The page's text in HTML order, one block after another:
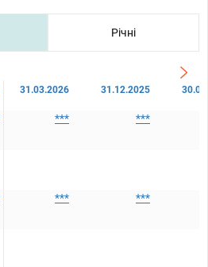
Річні
31.03.2026 31.12.2025
*** ***
*** ***